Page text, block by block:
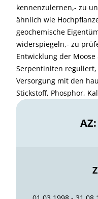
kennenzulernen,- zu
ähnlich wie
geochemische
widerspiegeln,- zu
Entwicklung der
Serpentiniten
Versorgung mit den
Stickstoff, Phosphor,